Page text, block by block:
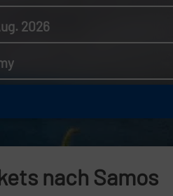
2026
nach Samos